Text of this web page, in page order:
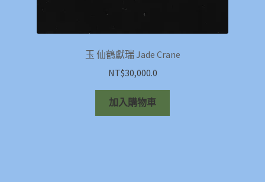
玉 仙鶴獻瑞 Jade Crane
NT$30,000.0
加入購物車